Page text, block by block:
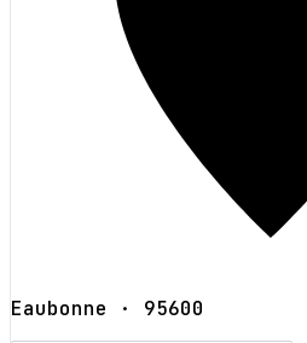
Eaubonne · 95600